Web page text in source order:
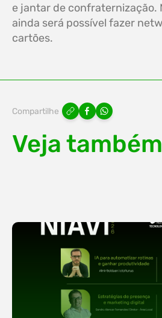
e jantar de confraternização.
ainda será possível fazer
cartões.
Compartilhe
Veja também